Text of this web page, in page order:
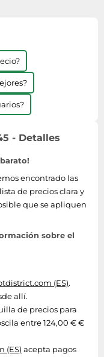
- Detalles
encontrado las
de precios clara y
que se apliquen
sobre el
(ES).
allí.
de precios para
entre 124,00 € €
(ES) acepta pagos